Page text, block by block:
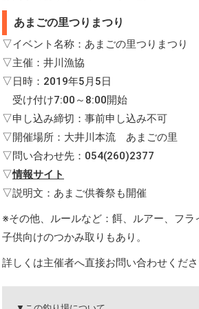
あまごの里つりまつり
▽イベント名称：あまごの里つりまつり
▽主催：井川漁協
▽日時：2019年5月5日
受け付け7:00～8:00開始
▽申し込み締切：事前申し込み不可
▽開催場所：大井川本流 あまごの里
▽問い合わせ先：054(260)2377
▽情報サイト
▽説明文：あまご供養祭も開催
※その他、ルールなど：餌、ルアー、フラ
子供向けのつかみ取りもあり。
詳しくは主催者へ直接お問い合わせくださ